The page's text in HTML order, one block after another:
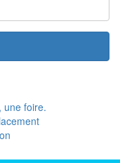
une foire.